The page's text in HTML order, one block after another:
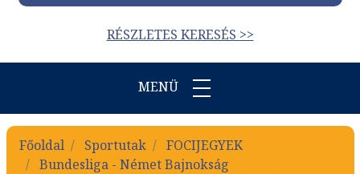
RÉSZLETES KERESÉS >>
MENÜ
Főoldal Sportutak
FOCIJEGYEK
Bundesliga - Német Bajnokság